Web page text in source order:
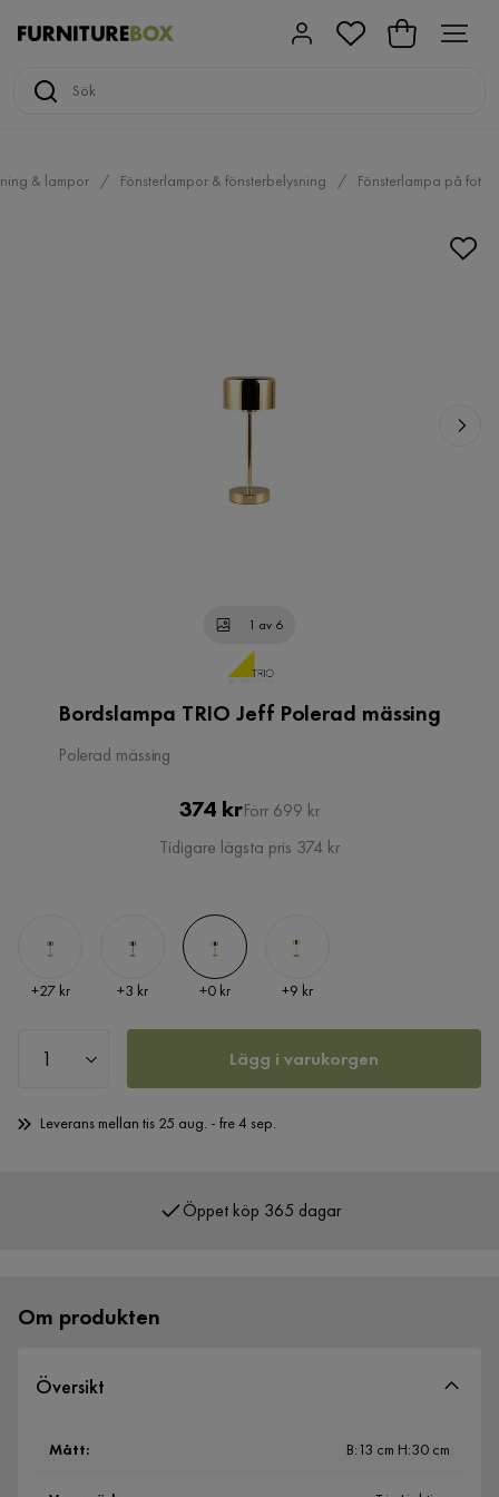
& lampor Fönsterlampor & fönsterbelysning Fönsterlampa på fot
1 av 6
Bordslampa TRIO Jeff Polerad mässing
Polerad mässing
Pris
374 krOriginal
Pris
Förr 699 kr
Tidigare lägsta pris 374 kr
Pris
+27 kr Pris
+3 kr Pris
+0 kr Pris
+9 kr
Lägg i varukorgen
Leverans mellan tis 25 aug. - fre 4 sep.
Öppet köp 365 dagar
Om produkten
Översikt
Mått: B:13 cm H:30 cm